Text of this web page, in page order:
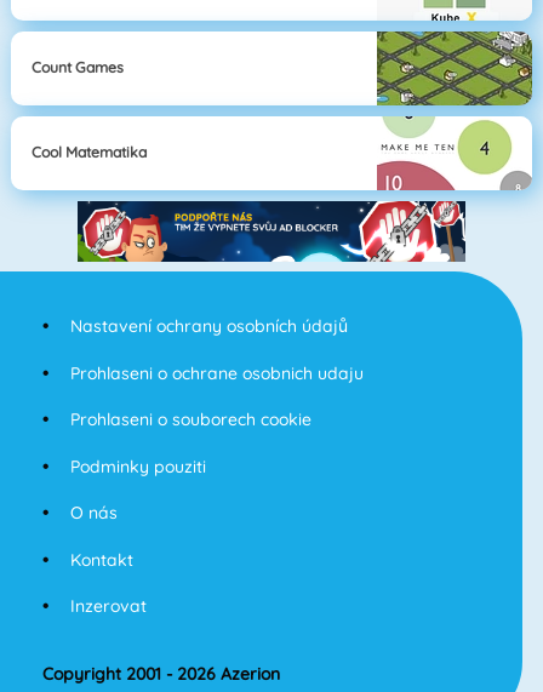
Count Games
Cool Matematika
Nastavení ochrany osobních údajů
Prohlaseni o ochrane osobnich udaju
Prohlaseni o souborech cookie
Podminky pouziti
O nás
Kontakt
Inzerovat
Copyright 2001 - 2026 Azerion